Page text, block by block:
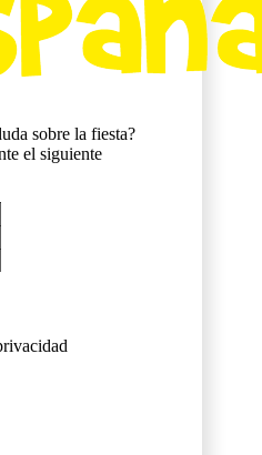
sobre la fiesta?
el siguiente